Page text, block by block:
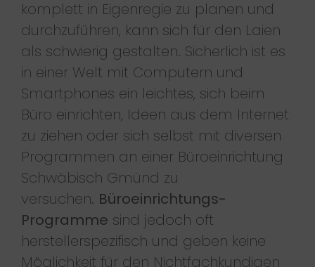
komplett in Eigenregie zu planen und
durchzuführen, kann sich für den Laien
als schwierig gestalten. Sicherlich ist es
in einer Welt mit Computern und
Smartphones ein leichtes, sich beim
Büro einrichten, Ideen aus dem Internet
zu ziehen oder sich selbst mit diversen
Programmen an einer Büroeinrichtung
Schwäbisch Gmünd zu
versuchen. Büroeinrichtungs-
Programme sind jedoch oft
herstellerspezifisch und geben keine
Möglichkeit für den Nichtfachkundigen